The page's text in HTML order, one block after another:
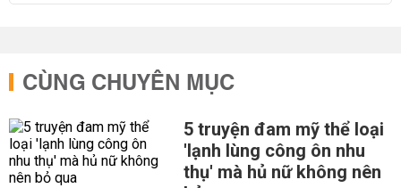
CÙNG CHUYÊN MỤC
5 truyện đam mỹ thể loại
'lạnh lùng công ôn nhu
thụ' mà hủ nữ không nên